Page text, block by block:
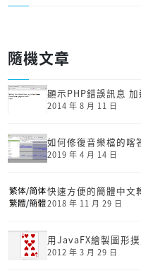
隨機文章
顯示PHP錯誤訊息
2014 年 8 月 11 日
如何修復音樂檔的喀
2019 年 4 月 14 日
快速方便的簡體中
2018 年 11 月 29 日
用JavaFX繪製圖形
2012 年 3 月 29 日